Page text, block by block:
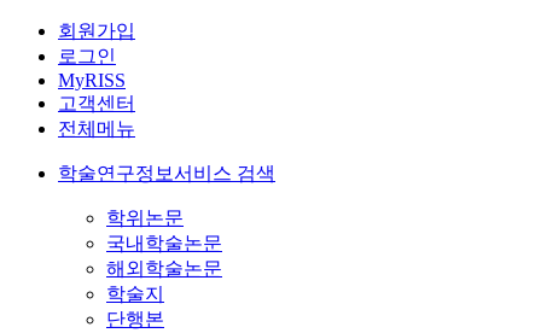
회원가입
로그인
MyRISS
고객센터
전체메뉴
학술연구정보서비스 검색
학위논문
국내학술논문
해외학술논문
학술지
단행본